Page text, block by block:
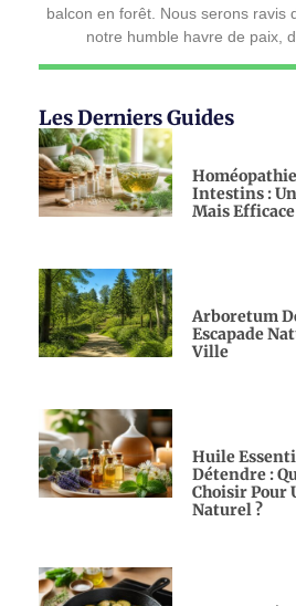
balcon en forêt. Nous serons ravis
notre humble havre de paix,
Les Derniers Guides
Intestins :
Mais Efficace
Arboretum
Escapade
Ville
Huile
Détendre :
Choisir Pour
Naturel ?